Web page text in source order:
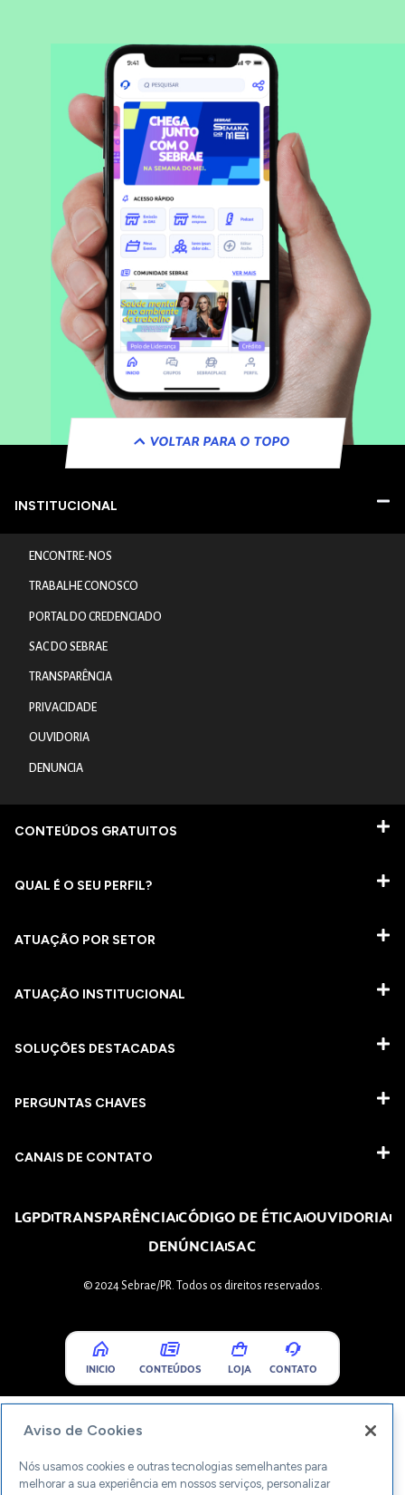
VOLTAR PARA O TOPO
INSTITUCIONAL
ENCONTRE-NOS
TRABALHE CONOSCO
PORTAL DO CREDENCIADO
SAC DO SEBRAE
TRANSPARÊNCIA
PRIVACIDADE
OUVIDORIA
DENUNCIA
CONTEÚDOS GRATUITOS
QUAL É O SEU PERFIL?
ATUAÇÃO POR SETOR
ATUAÇÃO INSTITUCIONAL
SOLUÇÕES DESTACADAS
PERGUNTAS CHAVES​
CANAIS DE CONTATO
LGPDTRANSPARÊNCIACÓDIGO DE ÉTICAOUVIDORIA
DENÚNCIASAC
© 2024 Sebrae/PR. Todos os direitos reservados.
INICIO CONTEÚDOS LOJA CONTATO
Aviso de Cookies
Nós usamos cookies e outras tecnologias semelhantes para
melhorar a sua experiência em nossos serviços, personalizar